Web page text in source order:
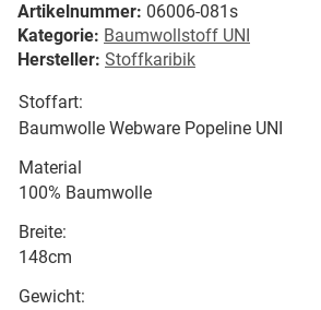
Artikelnummer: 06006-081s
Kategorie: Baumwollstoff UNI
Hersteller: Stoffkaribik
Stoffart:
Baumwolle Webware Popeline UNI
Material
100% Baumwolle
Breite:
148cm
Gewicht: